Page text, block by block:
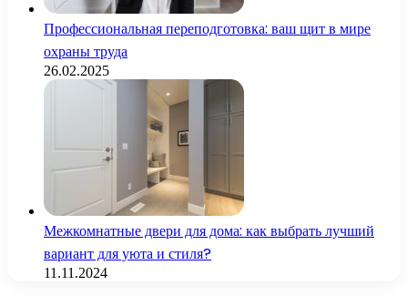
Профессиональная переподготовка: ваш щит в мире
охраны труда
26.02.2025
Межкомнатные двери для дома: как выбрать лучший
вариант для уюта и стиля?
11.11.2024